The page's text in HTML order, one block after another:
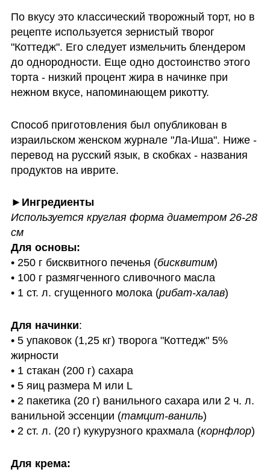
По вкусу это классический творожный торт, но в
рецепте используется зернистый творог
"Коттедж". Его следует измельчить блендером
до однородности. Еще одно достоинство этого
торта - низкий процент жира в начинке при
нежном вкусе, напоминающем рикотту.
Способ приготовления был опубликован в
израильском женском журнале "Ла-Иша". Ниже -
перевод на русский язык, в скобках - названия
продуктов на иврите.
►Ингредиенты
Используется круглая форма диаметром 26-28
см
• 250 г бисквитного печенья (бисквитим)
• 100 г размягченного сливочного масла
• 1 ст. л. сгущенного молока (рибат-халав)
Для начинки:
• 5 упаковок (1,25 кг) творога "Коттедж" 5%
жирности
• 1 стакан (200 г) сахара
• 5 яиц размера М или L
• 2 пакетика (20 г) ванильного сахара или 2 ч. л.
ванильной эссенции (тамцит-ваниль)
• 2 ст. л. (20 г) кукурузного крахмала (корнфлор)
Для крема: